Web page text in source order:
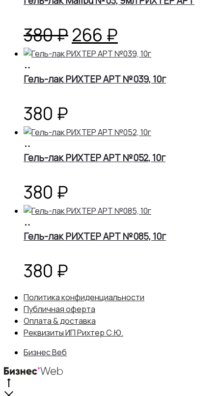
380₽Первоначальная
цена
составляла
266 ₽
цена:
266 ₽.
корзину
Гель-лак РИХТЕР АРТ №039, 10г
380 ₽
корзину
Гель-лак РИХТЕР АРТ №052, 10г
380 ₽
корзину
Гель-лак РИХТЕР АРТ №085, 10г
380 ₽
Политика конфиденциальности
Публичная оферта
Оплата & доставка
Реквизиты ИП Рихтер С.Ю.
Бизнес Веб